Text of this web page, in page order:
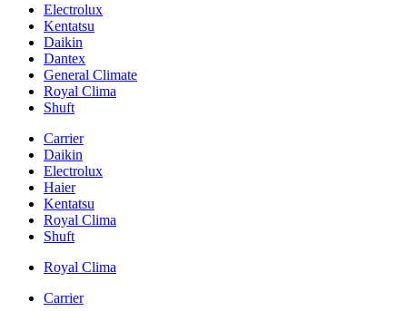
Electrolux
Kentatsu
Daikin
Dantex
General Climate
Royal Clima
Shuft
Carrier
Daikin
Electrolux
Haier
Kentatsu
Royal Clima
Shuft
Royal Clima
Carrier